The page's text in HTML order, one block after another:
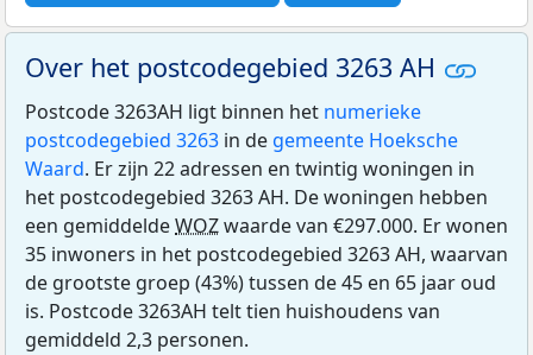
Over het postcodegebied 3263 AH
Postcode 3263AH ligt binnen het numerieke
postcodegebied 3263 in de gemeente Hoeksche
Waard. Er zijn 22 adressen en twintig woningen in
het postcodegebied 3263 AH. De woningen hebben
een gemiddeldeWOZwaarde van €297.000. Er wonen
35 inwoners in het postcodegebied 3263 AH, waarvan
de grootste groep (43%) tussen de 45 en 65 jaar oud
is. Postcode 3263AH telt tien huishoudens van
gemiddeld 2,3 personen.